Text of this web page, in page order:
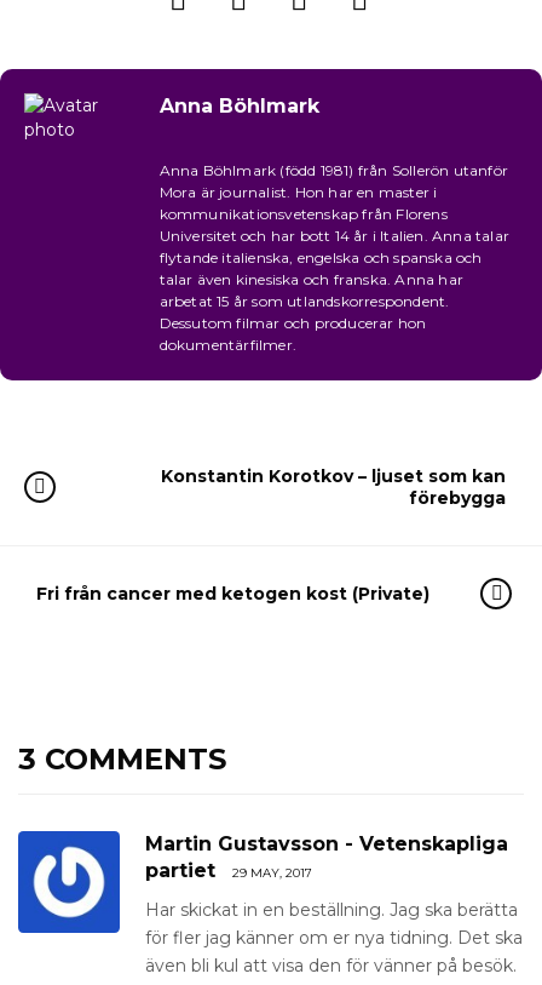
Anna Böhlmark
Anna Böhlmark (född 1981) från Sollerön utanför
Mora är journalist. Hon har en master i
kommunikationsvetenskap från Florens
Universitet och har bott 14 år i Italien. Anna talar
flytande italienska, engelska och spanska och
talar även kinesiska och franska. Anna har
arbetat 15 år som utlandskorrespondent.
Dessutom filmar och producerar hon
dokumentärfilmer.
Konstantin Korotkov – ljuset som kan
förebygga
Fri från cancer med ketogen kost (Private)
3 COMMENTS
Martin Gustavsson - Vetenskapliga
partiet
29 MAY, 2017
Har skickat in en beställning. Jag ska berätta
för fler jag känner om er nya tidning. Det ska
även bli kul att visa den för vänner på besök.